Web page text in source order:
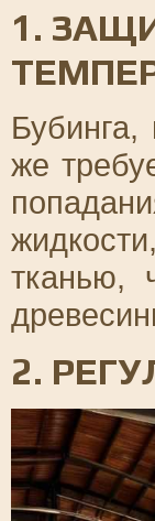
1.
же
тканью,
2.